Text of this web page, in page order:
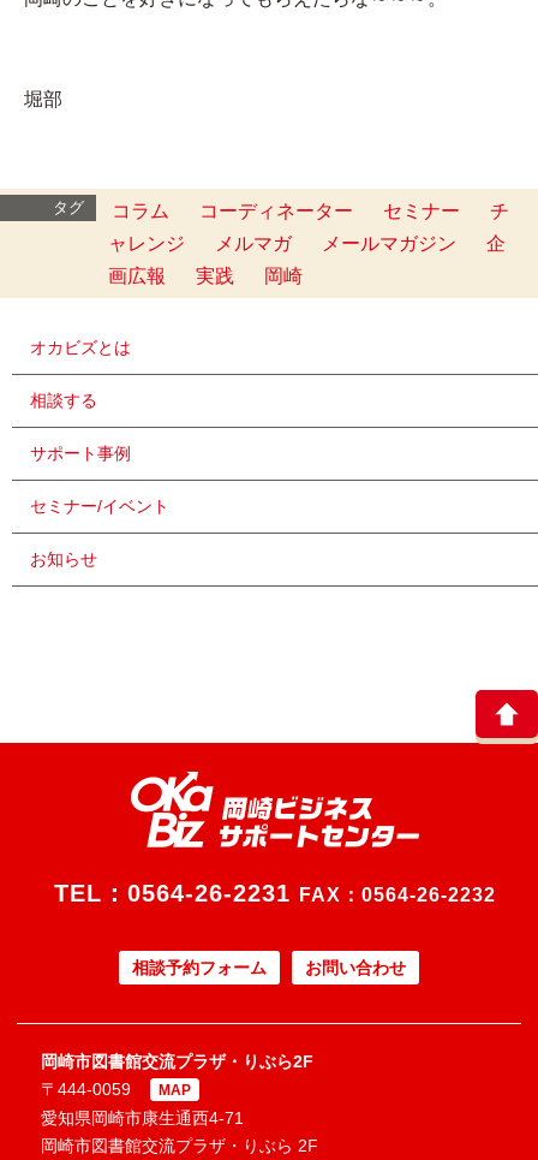
堀部
タグ コラム コーディネーター セミナー
チ
ャレンジ
メルマガ メールマガジン
企
画広報
実践 岡崎
オカビズとは
相談する
サポート事例
セミナー/イベント
お知らせ
TEL： 0564-26-2231 FAX：0564-26-2232
相談予約フォーム お問い合わせ
岡崎市図書館交流プラザ・りぶら2F
〒444-0059
MAP
愛知県岡崎市康生通西4-71
岡崎市図書館交流プラザ・りぶら 2F